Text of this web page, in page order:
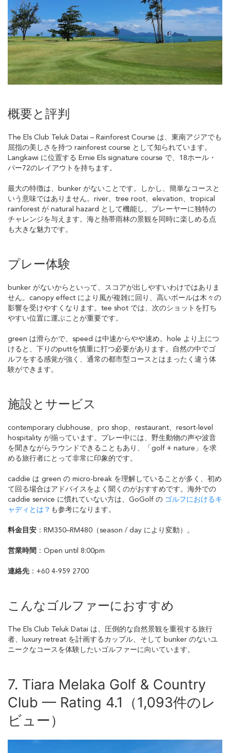
概要と評判
The Els Club Teluk Datai – Rainforest Course は、東南アジアでも
屈指の美しさを持つ rainforest course として知られています。
Langkawi に位置する Ernie Els signature course で、18ホール・
パー72のレイアウトを持ちます。
最大の特徴は、bunker がないことです。しかし、簡単なコースと
いう意味ではありません。river、tree root、elevation、tropical
rainforest が natural hazard として機能し、プレーヤーに独特の
チャレンジを与えます。海と熱帯雨林の景観を同時に楽しめる点
も大きな魅力です。
プレー体験
bunker がないからといって、スコアが出しやすいわけではありま
せん。canopy effect により風が複雑に回り、高いボールは木々の
影響を受けやすくなります。tee shot では、次のショットを打ち
やすい位置に運ぶことが重要です。
green は滑らかで、speed は中速からやや速め。hole より上につ
けると、下りのputtを慎重に打つ必要があります。自然の中でゴ
ルフをする感覚が強く、通常の都市型コースとはまったく違う体
験ができます。
施設とサービス
contemporary clubhouse、pro shop、restaurant、resort-level
hospitality が揃っています。プレー中には、野生動物の声や波音
を聞きながらラウンドできることもあり、「golf + nature」を求
める旅行者にとって非常に印象的です。
caddie は green の micro-break を理解していることが多く、初め
て回る場合はアドバイスをよく聞くのがおすすめです。海外での
caddie service に慣れていない方は、GoGolf の ゴルフにおけるキ
ャディとは？ も参考になります。
料金目安 ：RM350–RM480（season / day により変動）。
営業時間 ：Open until 8:00pm
連絡先：+60 4-959 2700
こんなゴルファーにおすすめ
The Els Club Teluk Datai は、圧倒的な自然景観を重視する旅行
者、luxury retreat を計画するカップル、そして bunker のないユ
ニークなコースを体験したいゴルファーに向いています。
7. Tiara Melaka Golf & Country
Club — Rating 4.1（1,093件のレ
ビュー）